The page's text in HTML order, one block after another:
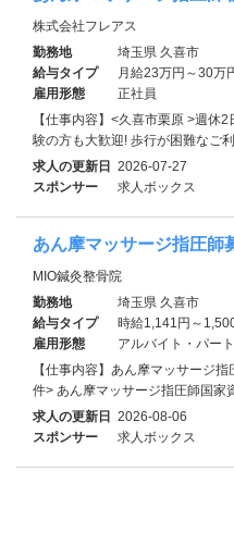
株式会社フレアス
勤務地
埼玉県 久喜市
給与タイプ
月給23万円～30万
雇用形態
正社員
【仕事内容】<久喜市栗原 >週休
験の方も大歓迎! 歩行が困難なご
求人の更新日 2026-07-27
スポンサー
求人ボックス
あん摩マッサージ指圧師
MIO鍼灸整骨院
勤務地
埼玉県 久喜市
給与タイプ
時給1,141円～
雇用形態
アルバイト・パート
【仕事内容】あん摩マッサージ
件> あん摩マッサージ指圧師国家
求人の更新日 2026-08-06
スポンサー
求人ボックス